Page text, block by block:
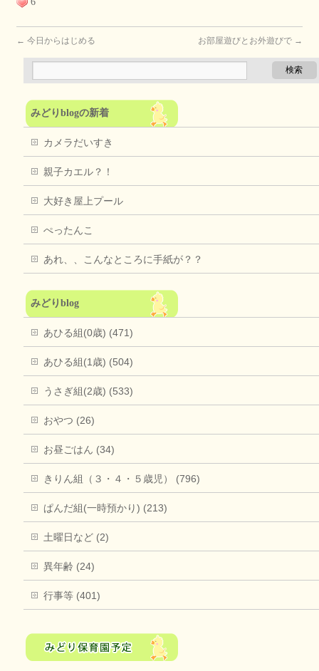
← 今日からはじめる お部屋遊びとお外遊びで →
みどりblogの新着
カメラだいすき
親子カエル？！
大好き屋上プール
ぺったんこ
あれ、、こんなところに手紙が？？
みどりblog
あひる組(0歳) (471)
あひる組(1歳) (504)
うさぎ組(2歳) (533)
おやつ (26)
お昼ごはん (34)
きりん組（３・４・５歳児） (796)
ぱんだ組(一時預かり) (213)
土曜日など (2)
異年齢 (24)
行事等 (401)